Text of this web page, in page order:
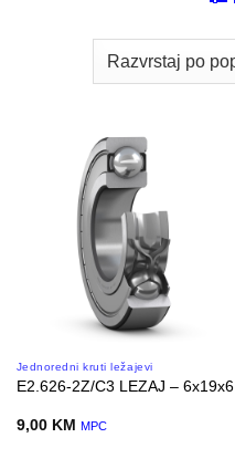
Jednoredni kruti ležajevi
E2.626-2Z/C3 LEZAJ – 6x19x6
9,00 KM MPC